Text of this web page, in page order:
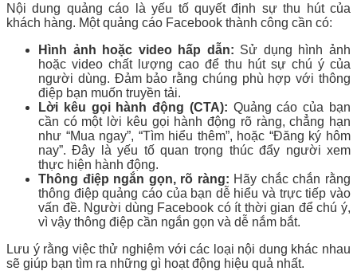
Nội dung quảng cáo là yếu tố quyết định sự thu hút của
khách hàng. Một quảng cáo Facebook thành công cần có:
Hình ảnh hoặc video hấp dẫn: Sử dụng hình ảnh
hoặc video chất lượng cao để thu hút sự chú ý của
người dùng. Đảm bảo rằng chúng phù hợp với thông
điệp bạn muốn truyền tải.
Lời kêu gọi hành động (CTA): Quảng cáo của bạn
cần có một lời kêu gọi hành động rõ ràng, chẳng hạn
như “Mua ngay”, “Tìm hiểu thêm”, hoặc “Đăng ký hôm
nay”. Đây là yếu tố quan trọng thúc đẩy người xem
thực hiện hành động.
Thông điệp ngắn gọn, rõ ràng: Hãy chắc chắn rằng
thông điệp quảng cáo của bạn dễ hiểu và trực tiếp vào
vấn đề. Người dùng Facebook có ít thời gian để chú ý,
vì vậy thông điệp cần ngắn gọn và dễ nắm bắt.
Lưu ý rằng việc thử nghiệm với các loại nội dung khác nhau
sẽ giúp bạn tìm ra những gì hoạt động hiệu quả nhất.